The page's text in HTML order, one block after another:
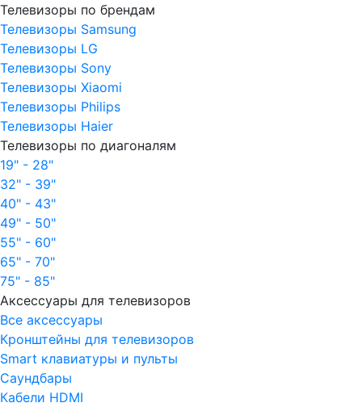
Телевизоры по брендам
Телевизоры Samsung
Телевизоры LG
Телевизоры Sony
Телевизоры Xiaomi
Телевизоры Philips
Телевизоры Haier
Телевизоры по диагоналям
19" - 28"
32" - 39"
40" - 43"
49" - 50"
55" - 60"
65" - 70"
75" - 85"
Аксессуары для телевизоров
Все аксессуары
Кронштейны для телевизоров
Smart клавиатуры и пульты
Саундбары
Кабели HDMI